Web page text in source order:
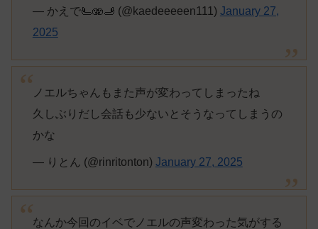
— かえで🫷🫨🫸︎ (@kaedeeeeen111) January 27,
2025
ノエルちゃんもまた声が変わってしまったね
久しぶりだし会話も少ないとそうなってしまうの
かな
— りとん (@rinritonton) January 27, 2025
なんか今回のイベでノエルの声変わった気がする